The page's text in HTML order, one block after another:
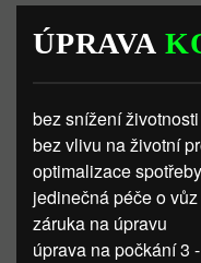
ÚPRAVA
bez snížení
bez vlivu na životní
optimalizace
jedinečná péče o
záruka na úpravu
úprava na počkání 3